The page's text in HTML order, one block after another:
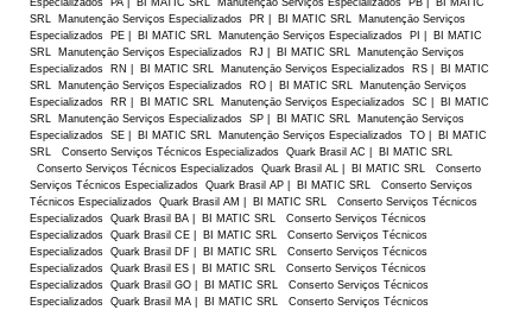
SRL Manutençāo Serviços Especializados PR | BI MATIC SRL Manutençāo Serviços
Especializados PE | BI MATIC SRL Manutençāo Serviços Especializados PI | BI MATIC
SRL Manutençāo Serviços Especializados RJ | BI MATIC SRL Manutençāo Serviços
Especializados RN | BI MATIC SRL Manutençāo Serviços Especializados RS | BI MATIC
SRL Manutençāo Serviços Especializados RO | BI MATIC SRL Manutençāo Serviços
Especializados RR | BI MATIC SRL Manutençāo Serviços Especializados SC | BI MATIC
SRL Manutençāo Serviços Especializados SP | BI MATIC SRL Manutençāo Serviços
Especializados SE | BI MATIC SRL Manutençāo Serviços Especializados TO | BI MATIC
SRL Conserto Serviços Técnicos Especializados Quark Brasil AC | BI MATIC SRL
Conserto Serviços Técnicos Especializados Quark Brasil AL | BI MATIC SRL Conserto
Serviços Técnicos Especializados Quark Brasil AP | BI MATIC SRL Conserto Serviços
Técnicos Especializados Quark Brasil AM | BI MATIC SRL Conserto Serviços Técnicos
Especializados Quark Brasil BA | BI MATIC SRL Conserto Serviços Técnicos
Especializados Quark Brasil CE | BI MATIC SRL Conserto Serviços Técnicos
Especializados Quark Brasil DF | BI MATIC SRL Conserto Serviços Técnicos
Especializados Quark Brasil ES | BI MATIC SRL Conserto Serviços Técnicos
Especializados Quark Brasil GO | BI MATIC SRL Conserto Serviços Técnicos
Especializados Quark Brasil MA | BI MATIC SRL Conserto Serviços Técnicos